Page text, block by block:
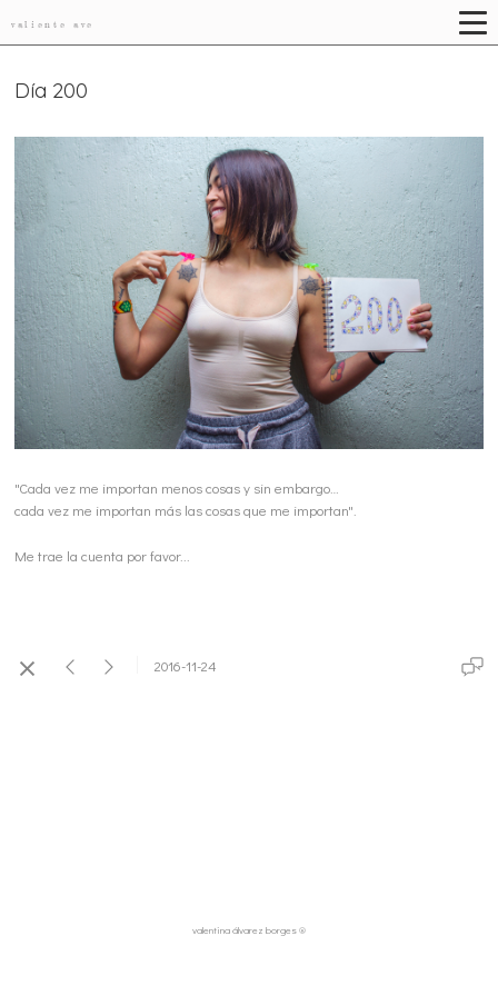
valiente ave
Día 200
"Cada vez me importan menos cosas y sin embargo…
cada vez me importan más las cosas que me importan".
Me trae la cuenta por favor...
2016-11-24
valentina álvarez borges ®